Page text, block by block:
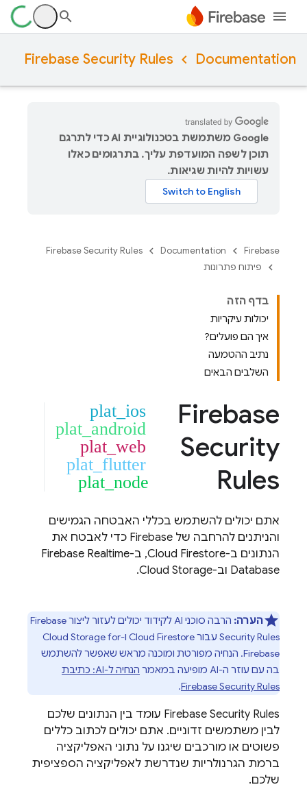
Documentation
Firebase Security Rules
‫Google משתמשת בטכנולוגיית AI כדי לתרגם
תוכן לשפה המועדפת עליך. בתרגומים כאלו
עשויות להיות שגיאות.
Firebase
Documentation
Firebase Security Rules
פיתוח פתרונות
בדף הזה
יכולות עיקריות
איך הם פועלים?
נתיב ההטמעה
השלבים הבאים
Firebase
Security
Rules
plat_ios
plat_android
plat_web
plat_flutter
plat_node
אתם יכולים להשתמש בכללי האבטחה הגמישים
והניתנים להרחבה של Firebase כדי לאבטח את
הנתונים ב-Cloud Firestore, ב-Firebase Realtime
Database וב-Cloud Storage
.
הערה: הרבה סוכני AI לקידוד יכולים לעזור ליצור
Firebase
Security Rules עבורCloud Firestore ו-Cloud Storage for
Firebase. הנחיה מפורטת ומוכנה מראש שאפשר להשתמש
בה עם עוזר ה-AI מופיעה במאמר
הנחיה ל-AI: כתיבת
Firebase Security Rules
.
Firebase Security Rules עומד בין הנתונים שלכם
לבין משתמשים זדוניים. אתם יכולים לכתוב כללים
פשוטים או מורכבים שיגנו על נתוני האפליקציה
ברמת הגרנולריות שנדרשת לאפליקציה הספציפית
שלכם.